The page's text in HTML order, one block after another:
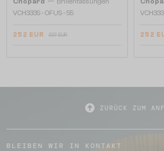
VCH333S - 0FUS - 55
252 EUR 337 EUR 252
ZURÜCK ZUM
BLEIBEN WIR IN KONTAKT